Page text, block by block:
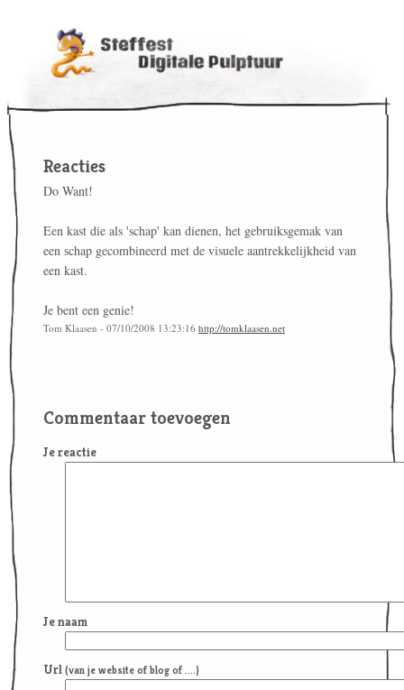
Reacties
Do Want!
Een kast die als 'schap' kan dienen, het gebruiksgemak van
een schap gecombineerd met de visuele aantrekkelijkheid van
een kast.
Je bent een genie!
Tom Klaasen - 07/10/2008 13:23:16 http://tomklaasen.net
Commentaar toevoegen
Je reactie
Je naam
Url (van je website of blog of ....)